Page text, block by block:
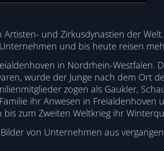
und Zirkusdynastien der
und bis heute reisen
in Nordrhein-Westfalen.
wurde der Junge nach dem Ort
zogen als Gaukler,
ihr Anwesen in
bis zum Zweiten Weltkrieg ihr
von Unternehmen aus